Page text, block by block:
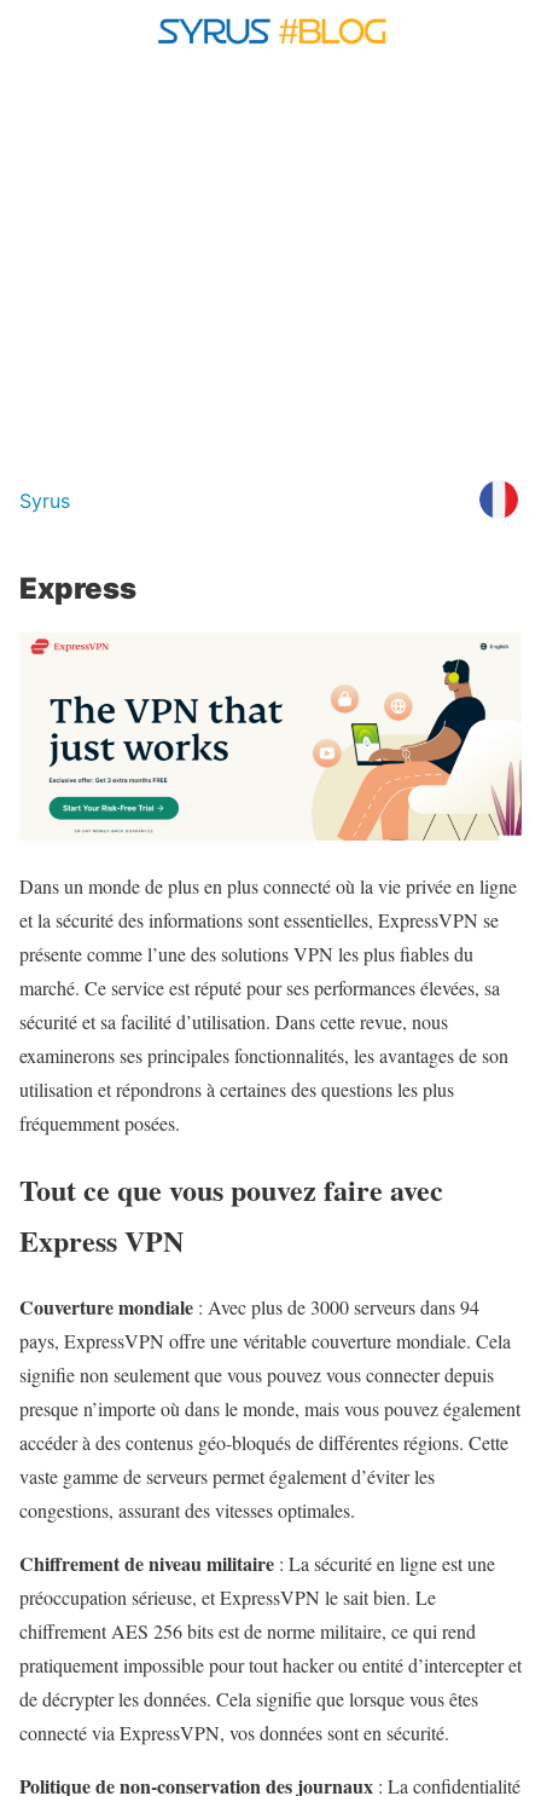
Syrus
Express
Dans un monde de plus en plus connecté où la vie privée en ligne
et la sécurité des informations sont essentielles, ExpressVPN se
présente comme l’une des solutions VPN les plus fiables du
marché. Ce service est réputé pour ses performances élevées, sa
sécurité et sa facilité d’utilisation. Dans cette revue, nous
examinerons ses principales fonctionnalités, les avantages de son
utilisation et répondrons à certaines des questions les plus
fréquemment posées.
Tout ce que vous pouvez faire avec
Express VPN
Couverture mondiale : Avec plus de 3000 serveurs dans 94
pays, ExpressVPN offre une véritable couverture mondiale. Cela
signifie non seulement que vous pouvez vous connecter depuis
presque n’importe où dans le monde, mais vous pouvez également
accéder à des contenus géo-bloqués de différentes régions. Cette
vaste gamme de serveurs permet également d’éviter les
congestions, assurant des vitesses optimales.
Chiffrement de niveau militaire : La sécurité en ligne est une
préoccupation sérieuse, et ExpressVPN le sait bien. Le
chiffrement AES 256 bits est de norme militaire, ce qui rend
pratiquement impossible pour tout hacker ou entité d’intercepter et
de décrypter les données. Cela signifie que lorsque vous êtes
connecté via ExpressVPN, vos données sont en sécurité.
Politique de non-conservation des journaux : La confidentialité